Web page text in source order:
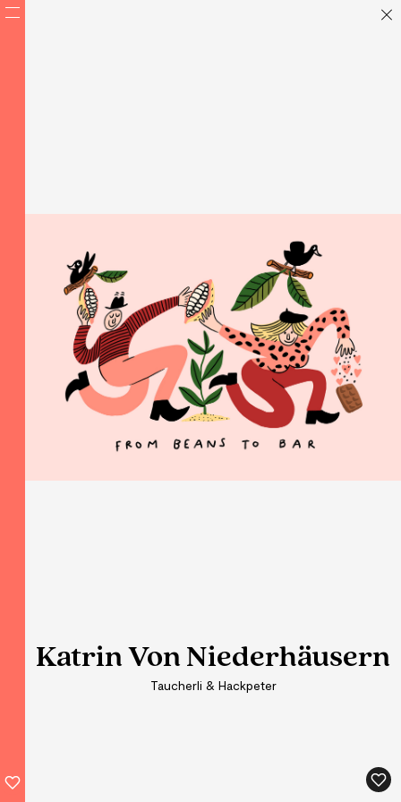
Katrin Von Niederhäusern
Taucherli & Hackpeter